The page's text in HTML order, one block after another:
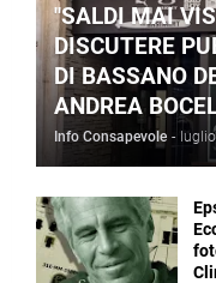
"SALDI MAI
DISCUTERE
DI BASSANO
ANDREA
Info Consapevole -